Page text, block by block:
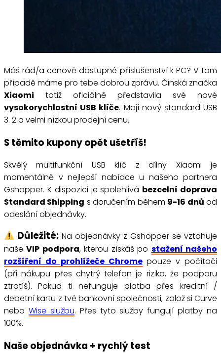
Máš rád/a cenově dostupné příslušenství k PC? V tom
případě máme pro tebe dobrou zprávu. Čínská značka
Xiaomi totiž oficiálně představila své nové
vysokorychlostní USB klíče. Mají nový standard USB
3. 2 a velmi nízkou prodejní cenu.
S těmito kupony opět ušetříš!
Skvělý multifunkční USB klíč z dílny Xiaomi je
momentálně v nejlepší nabídce u našeho partnera
Gshopper. K dispozici je spolehlivá bezcelní doprava
Standard Shipping s doručením během 9-16 dnů od
odeslání objednávky.
Důležité: Na objednávky z Gshopper se vztahuje
našeVIP podpora, kterou získáš po stažení našeho
rozšíření do prohlížeče Chromepouze v počítači
(při nákupu přes chytrý telefon je riziko, že podporu
ztratíš). Pokud ti nefunguje platba přes kreditní /
debetní kartu z tvé bankovní společnosti, založ si Curve
nebo Wise službu. Přes tyto služby fungují platby na
100%.
Naše objednávka + rychlý test